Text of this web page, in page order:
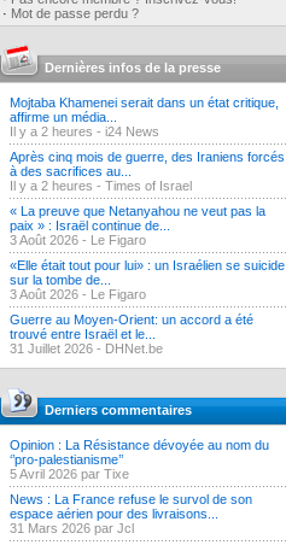
· Mot de passe perdu ?
Dernières infos de la presse
Mojtaba Khamenei serait dans un état critique,
affirme un média...
Il y a 2 heures - i24 News
Après cinq mois de guerre, des Iraniens forcés
à des sacrifices au...
Il y a 2 heures - Times of Israel
« La preuve que Netanyahou ne veut pas la
paix » : Israël continue de...
3 Août 2026 - Le Figaro
«Elle était tout pour lui» : un Israélien se suicide
sur la tombe de...
3 Août 2026 - Le Figaro
Guerre au Moyen-Orient: un accord a été
trouvé entre Israël et le...
31 Juillet 2026 - DHNet.be
Derniers commentaires
Opinion : La Résistance dévoyée au nom du
‘’pro-palestianisme’’
5 Avril 2026 par Tixe
News : La France refuse le survol de son
espace aérien pour des livraisons...
31 Mars 2026 par Jcl